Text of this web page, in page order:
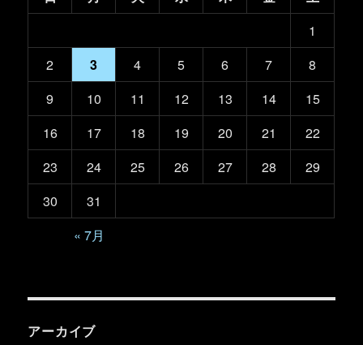
1
2
3 4 5 6 7
8
9
10 11 12 13 14
15
16
17 18 19 20 21
22
23
24 25 26 27 28
29
30
31
« 7月
アーカイブ